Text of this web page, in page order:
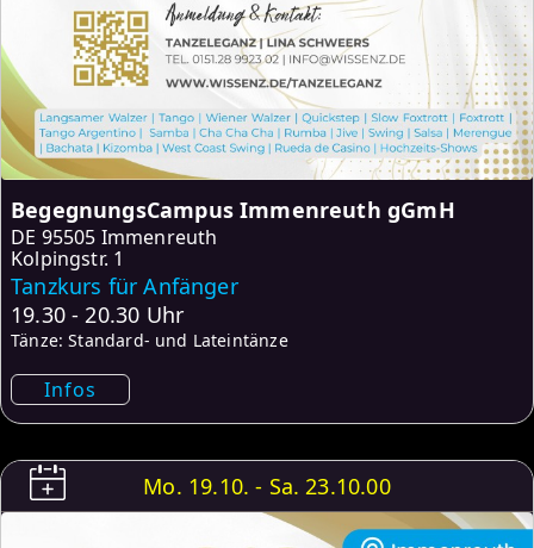
BegegnungsCampus Immenreuth gGmH
DE 95505 Immenreuth
Kolpingstr. 1
Tanzkurs für Anfänger
19.30 - 20.30 Uhr
Tänze: Standard- und Lateintänze
Infos
Mo. 19.10. - Sa. 23.10.00